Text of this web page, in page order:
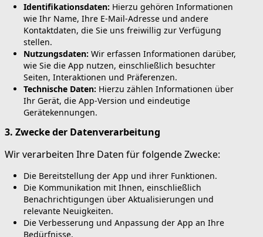
Identifikationsdaten: Hierzu gehören Informationen
wie Ihr Name, Ihre E-Mail-Adresse und andere
Kontaktdaten, die Sie uns freiwillig zur Verfügung
stellen.
Nutzungsdaten: Wir erfassen Informationen darüber,
wie Sie die App nutzen, einschließlich besuchter
Seiten, Interaktionen und Präferenzen.
Technische Daten: Hierzu zählen Informationen über
Ihr Gerät, die App-Version und eindeutige
Gerätekennungen.
3. Zwecke der Datenverarbeitung
Wir verarbeiten Ihre Daten für folgende Zwecke:
Die Bereitstellung der App und ihrer Funktionen.
Die Kommunikation mit Ihnen, einschließlich
Benachrichtigungen über Aktualisierungen und
relevante Neuigkeiten.
Die Verbesserung und Anpassung der App an Ihre
Bedürfnisse.